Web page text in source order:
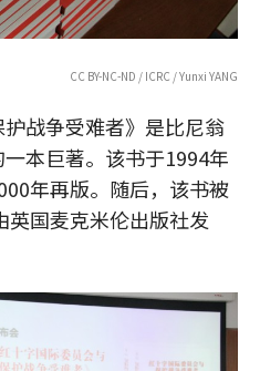
CC BY-NC-ND / ICRC / Yunxi YANG
护战争受难者》是比尼翁
本巨著。该书于1994年
年再版。随后，该书被
英国麦克米伦出版社发